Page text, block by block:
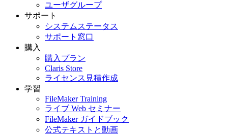
ユーザグループ
サポート
システムステータス
サポート窓口
購入
購入プラン
Claris Store
ライセンス見積作成
学習
FileMaker Training
ライブ Web セミナー
FileMaker ガイドブック
公式テキストと動画